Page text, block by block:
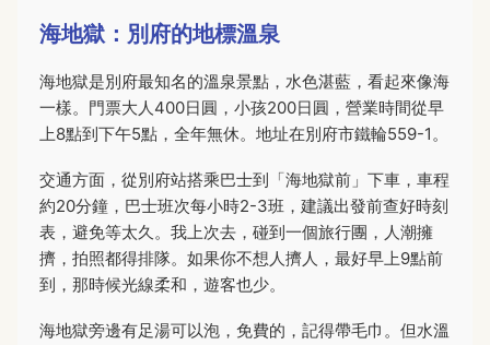
海地獄：別府的地標溫泉
海地獄是別府最知名的溫泉景點，水色湛藍，看起來像海
一樣。門票大人400日圓，小孩200日圓，營業時間從早
上8點到下午5點，全年無休。地址在別府市鐵輪559-1。
交通方面，從別府站搭乘巴士到「海地獄前」下車，車程
約20分鐘，巴士班次每小時2-3班，建議出發前查好時刻
表，避免等太久。我上次去，碰到一個旅行團，人潮擁
擠，拍照都得排隊。如果你不想人擠人，最好早上9點前
到，那時候光線柔和，遊客也少。
海地獄旁邊有足湯可以泡，免費的，記得帶毛巾。但水溫